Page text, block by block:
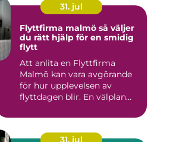
31. jul
Flyttfirma malmö så väljer
du rätt hjälp för en smidig
flytt
Att anlita en Flyttfirma
Malmö kan vara avgörande
för hur upplevelsen av
flyttdagen blir. En välplan...
31. jul